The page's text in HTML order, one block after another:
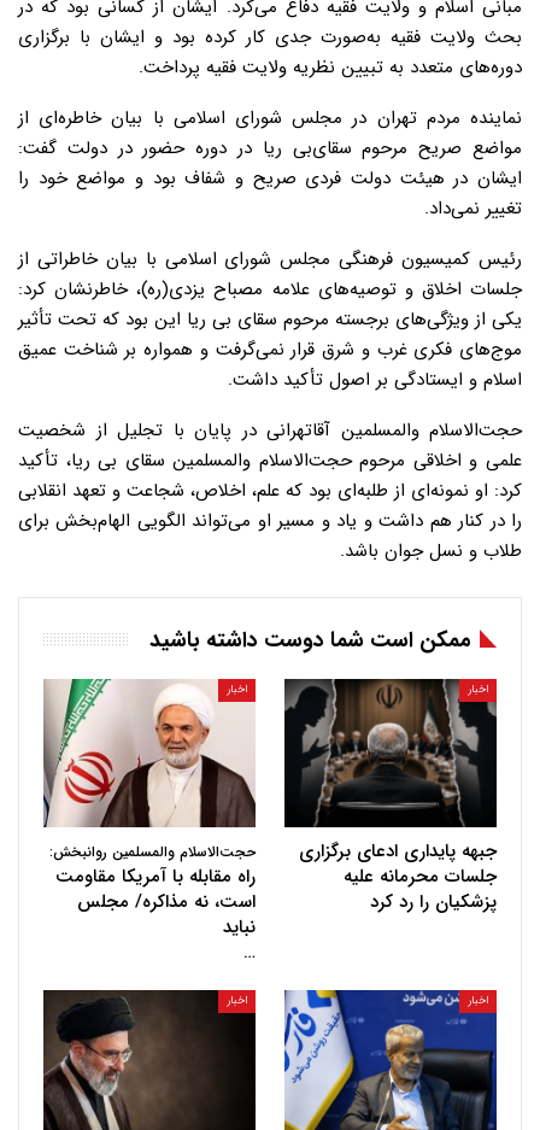
مبانی اسلام و ولایت فقیه دفاع می‌کرد. ایشان از کسانی بود که در
بحث ولایت فقیه به‌صورت جدی کار کرده بود و ایشان با برگزاری
دوره‌های متعدد به تبیین نظریه ولایت فقیه پرداخت.
نماینده مردم تهران در مجلس شورای اسلامی با بیان خاطره‌ای از
مواضع صریح مرحوم سقای‌بی‌ ریا در دوره حضور در دولت گفت:
ایشان در هیئت دولت فردی صریح و شفاف بود و مواضع خود را
تغییر نمی‌داد.
رئیس کمیسیون فرهنگی مجلس شورای اسلامی با بیان خاطراتی از
جلسات اخلاق و توصیه‌های علامه مصباح یزدی(ره)، خاطرنشان کرد:
یکی از ویژگی‌های برجسته مرحوم سقای بی‌ ریا این بود که تحت تأثیر
موج‌های فکری غرب و شرق قرار نمی‌گرفت و همواره بر شناخت عمیق
اسلام و ایستادگی بر اصول تأکید داشت.
حجت‌الاسلام والمسلمین آقاتهرانی در پایان با تجلیل از شخصیت
علمی و اخلاقی مرحوم حجت‌الاسلام والمسلمین سقای بی ریا، تأکید
کرد: او نمونه‌ای از طلبه‌ای بود که علم، اخلاص، شجاعت و تعهد انقلابی
را در کنار هم داشت و یاد و مسیر او می‌تواند الگویی الهام‌بخش برای
طلاب و نسل جوان باشد.
ممکن است شما دوست داشته باشید
اخبار
جبهه پایداری ادعای برگزاری
جلسات محرمانه علیه
پزشکیان را رد کرد
اخبار
حجت‌الاسلام والمسلمین روانبخش:
راه مقابله با آمریکا مقاومت
است، نه مذاکره/ مجلس
نباید
…
اخبار اخبار